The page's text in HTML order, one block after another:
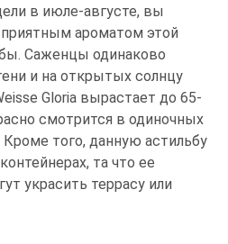
в июле-августе, вы
ароматом этой
Саженцы одинаково
и на открытых солнцу
Glоriа вырастает до 65-
смотрится в одиночных
того, данную астильбу
та что ее
украсить террасу или